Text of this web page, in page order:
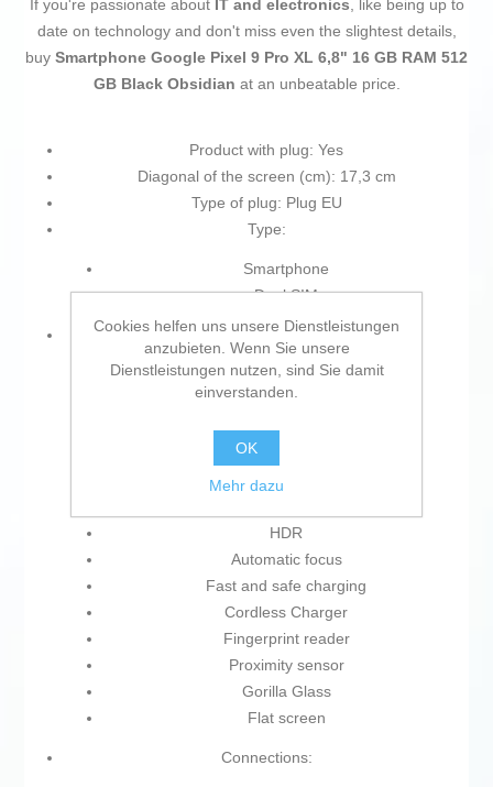
If you're passionate about IT and electronics, like being up to
date on technology and don't miss even the slightest details,
buy Smartphone Google Pixel 9 Pro XL 6,8" 16 GB RAM 512
GB Black Obsidian at an unbeatable price.
Product with plug: Yes
Diagonal of the screen (cm): 17,3 cm
Type of plug: Plug EU
Type:
Smartphone
Dual SIM
Characteristics:
Accelerometer
Gyroscope
GPS
Barometer
Touchscreen
HDR
Automatic focus
Fast and safe charging
Cordless Charger
Fingerprint reader
Proximity sensor
Gorilla Glass
Flat screen
Connections:
Cookies helfen uns unsere Dienstleistungen
anzubieten. Wenn Sie unsere
Dienstleistungen nutzen, sind Sie damit
einverstanden.
OK
Mehr dazu